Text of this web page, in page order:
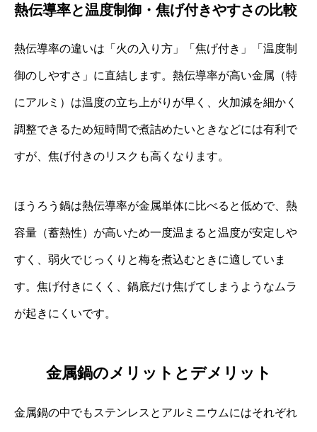
熱伝導率と温度制御・焦げ付きやすさの比較
熱伝導率の違いは「火の入り方」「焦げ付き」「温度制
御のしやすさ」に直結します。熱伝導率が高い金属（特
にアルミ）は温度の立ち上がりが早く、火加減を細かく
調整できるため短時間で煮詰めたいときなどには有利で
すが、焦げ付きのリスクも高くなります。
ほうろう鍋は熱伝導率が金属単体に比べると低めで、熱
容量（蓄熱性）が高いため一度温まると温度が安定しや
すく、弱火でじっくりと梅を煮込むときに適していま
す。焦げ付きにくく、鍋底だけ焦げてしまうようなムラ
が起きにくいです。
金属鍋のメリットとデメリット
金属鍋の中でもステンレスとアルミニウムにはそれぞれ